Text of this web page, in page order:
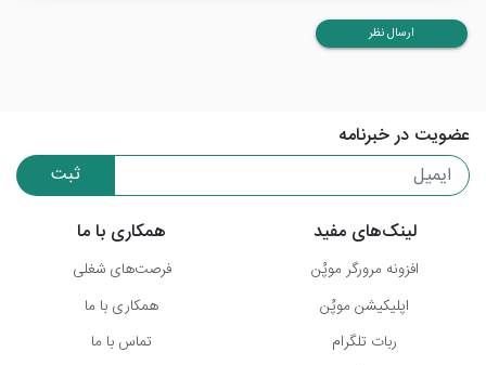
ارسال نظر
عضویت در خبرنامه
ثبت
لینک‌های مفید
افزونه مرورگر موپُن
اپلیکیشن موپُن
ربات تلگرام
همکاری با ما
فرصت‌های شغلی
همکاری با ما
تماس با ما